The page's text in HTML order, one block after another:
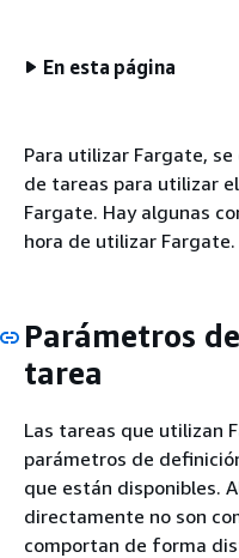
En esta página
Para utilizar Fargate,
de tareas para utilizar
Fargate. Hay algunas
hora de utilizar Fargate.
Parámetros
tarea
Las tareas que utilizan
parámetros de
que están disponibles.
directamente no son
comportan de forma